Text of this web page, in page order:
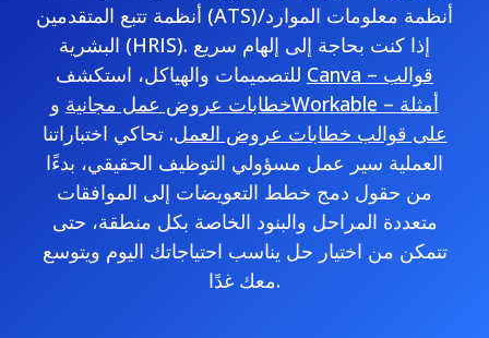
أنظمة تتبع المتقدمين (ATS)/أنظمة معلومات الموارد
البشرية (HRIS). إذا كنت بحاجة إلى إلهام سريع
Canva – قوالب
خطابات عروض عمل مجانية و
Workable – أمثلة
على قوالب خطابات عروض العمل. تحاكي اختباراتنا
العملية سير عمل مسؤولي التوظيف الحقيقي، بدءًا
من حقول دمج خطط التعويضات إلى الموافقات
متعددة المراحل والبنود الخاصة بكل منطقة، حتى
تتمكن من اختيار حل يناسب احتياجاتك اليوم ويتوسع
معك غدًا.